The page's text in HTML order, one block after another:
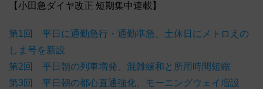
【小田急ダイヤ改正 短期集中連載】
第1回 平日に通勤急行・通勤準急、土休日にメトロえの
しま号を新設
第2回 平日朝の列車増発、混雑緩和と所用時間短縮
第3回 平日朝の都心直通強化、モーニングウェイ増設